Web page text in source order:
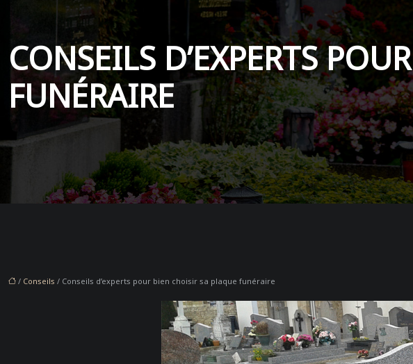
CONSEILS D’EXPERTS
FUNÉRAIRE
/ Conseils / Conseils d’experts pour bien choisir sa plaque funéraire